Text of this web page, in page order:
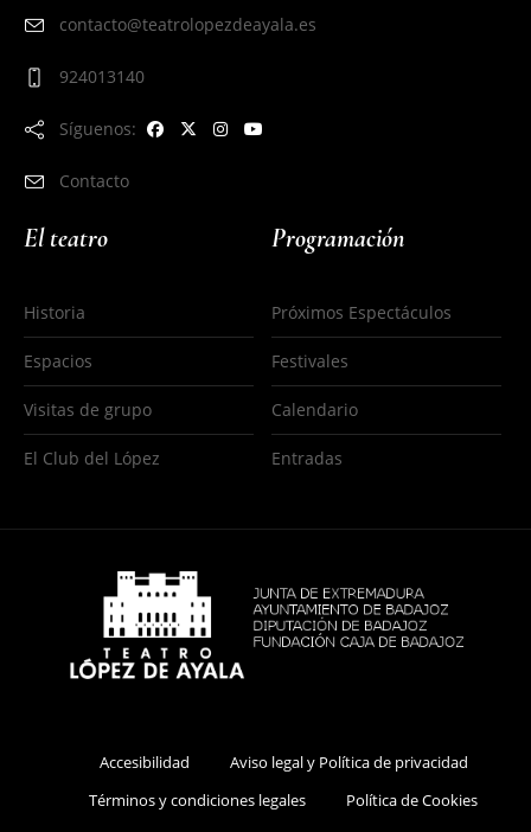
contacto@teatrolopezdeayala.es
924013140
Síguenos:
Contacto
El teatro
Historia
Espacios
Visitas de grupo
El Club del López
Programación
Próximos Espectáculos
Festivales
Calendario
Entradas
Accesibilidad
Aviso legal y Política de privacidad
Términos y condiciones legales
Política de Cookies